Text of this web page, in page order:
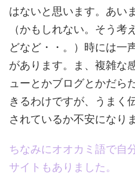
はないと思います。あい
（かもしれない。そう
どなど・・。）時には一
があります。ま、複雑な
ューとかブログとかだら
きるわけですが、うまく
されているか不安になり
ちなみにオオカミ語で自
サイトもありました。